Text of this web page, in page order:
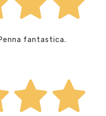
fantastica.